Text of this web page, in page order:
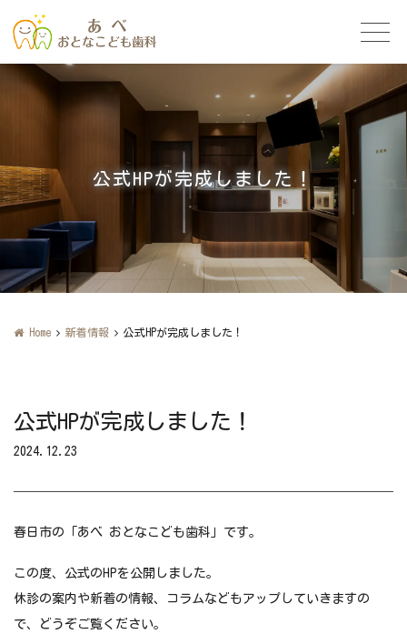
公式HPが完成しました！
Home 新着情報 公式HPが完成しました！
公式HPが完成しました！
2024.12.23
春日市の「あべ おとなこども歯科」です。
この度、公式のHPを公開しました。
休診の案内や新着の情報、コラムなどもアップしていきますの
で、どうぞご覧ください。